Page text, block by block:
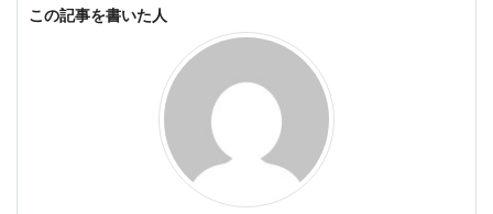
この記事を書いた人